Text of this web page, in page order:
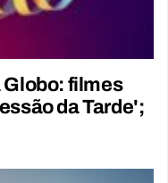
Globo: filmes
da Tarde';